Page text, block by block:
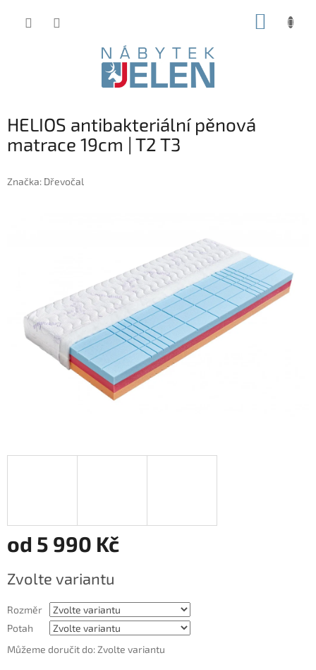
HELIOS antibakteriální pěnová
matrace 19cm | T2 T3
Značka: Dřevočal
od 5 990 Kč
cena:
Zvolte variantu
Rozměr
Potah
Můžeme doručit do: Zvolte variantu